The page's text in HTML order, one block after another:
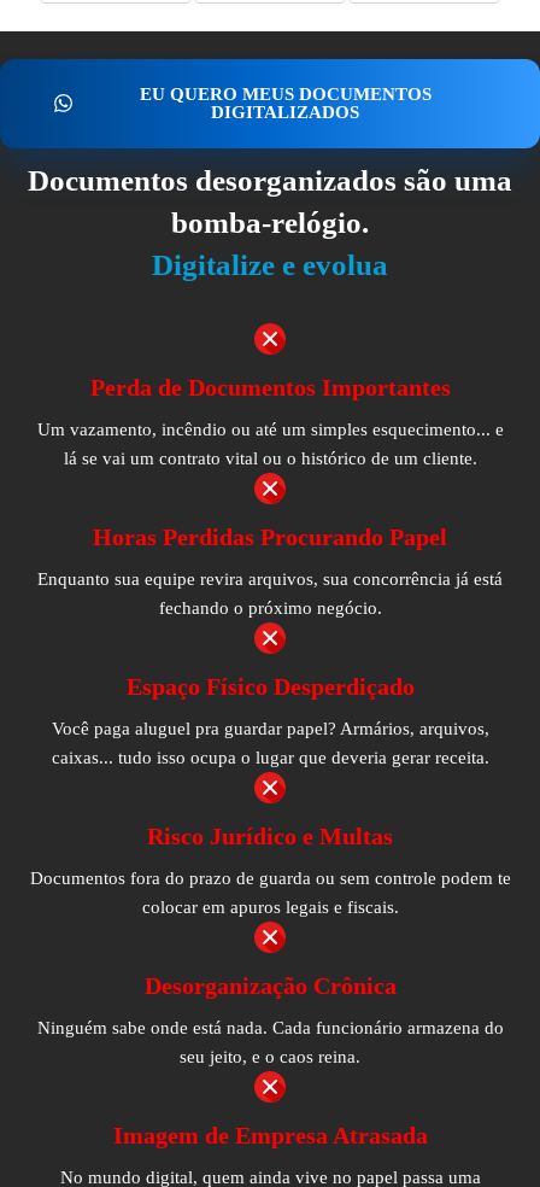
EU QUERO MEUS DOCUMENTOS
DIGITALIZADOS
Documentos desorganizados são uma
bomba-relógio.
Digitalize e evolua
Perda de Documentos Importantes
Um vazamento, incêndio ou até um simples esquecimento... e
lá se vai um contrato vital ou o histórico de um cliente.
Horas Perdidas Procurando Papel
Enquanto sua equipe revira arquivos, sua concorrência já está
fechando o próximo negócio.
Espaço Físico Desperdiçado
Você paga aluguel pra guardar papel? Armários, arquivos,
caixas... tudo isso ocupa o lugar que deveria gerar receita.
Risco Jurídico e Multas
Documentos fora do prazo de guarda ou sem controle podem te
colocar em apuros legais e fiscais.
Desorganização Crônica
Ninguém sabe onde está nada. Cada funcionário armazena do
seu jeito, e o caos reina.
Imagem de Empresa Atrasada
No mundo digital, quem ainda vive no papel passa uma